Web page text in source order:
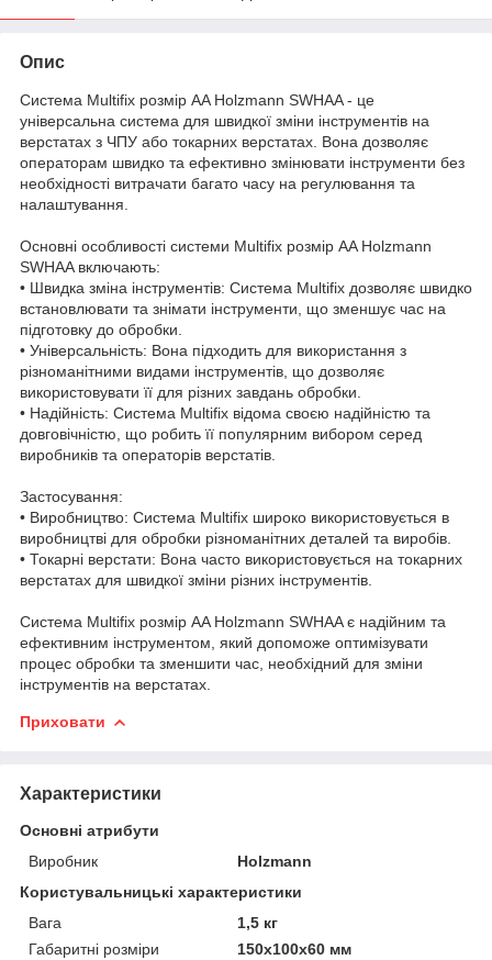
Опис
Система Multifix розмір AA Holzmann SWHAA - це
універсальна система для швидкої зміни інструментів на
верстатах з ЧПУ або токарних верстатах. Вона дозволяє
операторам швидко та ефективно змінювати інструменти без
необхідності витрачати багато часу на регулювання та
налаштування.
Основні особливості системи Multifix розмір AA Holzmann
SWHAA включають:
• Швидка зміна інструментів: Система Multifix дозволяє швидко
встановлювати та знімати інструменти, що зменшує час на
підготовку до обробки.
• Універсальність: Вона підходить для використання з
різноманітними видами інструментів, що дозволяє
використовувати її для різних завдань обробки.
• Надійність: Система Multifix відома своєю надійністю та
довговічністю, що робить її популярним вибором серед
виробників та операторів верстатів.
Застосування:
• Виробництво: Система Multifix широко використовується в
виробництві для обробки різноманітних деталей та виробів.
• Токарні верстати: Вона часто використовується на токарних
верстатах для швидкої зміни різних інструментів.
Система Multifix розмір AA Holzmann SWHAA є надійним та
ефективним інструментом, який допоможе оптимізувати
процес обробки та зменшити час, необхідний для зміни
інструментів на верстатах.
Приховати
Характеристики
Основні атрибути
Виробник
Holzmann
Користувальницькі характеристики
Вага
1,5 кг
Габаритні розміри
150х100х60 мм